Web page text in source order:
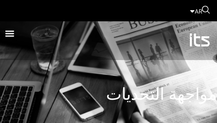
AR
مواجهة التحديات